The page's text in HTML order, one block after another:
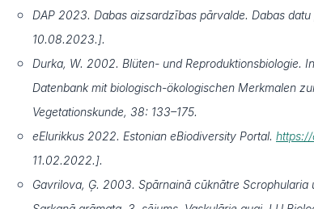
DAP 2023. Dabas aizsardzības pārvalde. Dabas datu
10.08.2023.].
Durka, W. 2002. Blüten- und Reproduktionsbiologie.
Datenbank mit biologisch-ökologischen Merkmalen
Vegetationskunde, 38: 133–175.
eElurikkus 2022. Estonian eBiodiversity Portal.
11.02.2022.].
Gavrilova, Ģ. 2003. Spārnainā cūknātre